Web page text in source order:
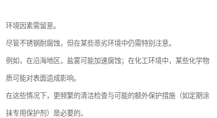
环境因素需留意。
尽管不锈钢耐腐蚀，但在某些恶劣环境中仍需特别注意。
例如，在沿海地区，盐雾可能加速腐蚀；在化工环境中，某些化学物
质可能对表面造成影响。
在这些情况下，更频繁的清洁检查与可能的额外保护措施（如定期涂
抹专用保护剂）是必要的。